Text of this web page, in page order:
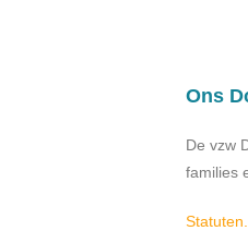
Ons
De vzw
families
Statuten.